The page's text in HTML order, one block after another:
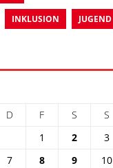
INKLUSION JUGEND
D F S
S
1
2
3
7 8 9 10